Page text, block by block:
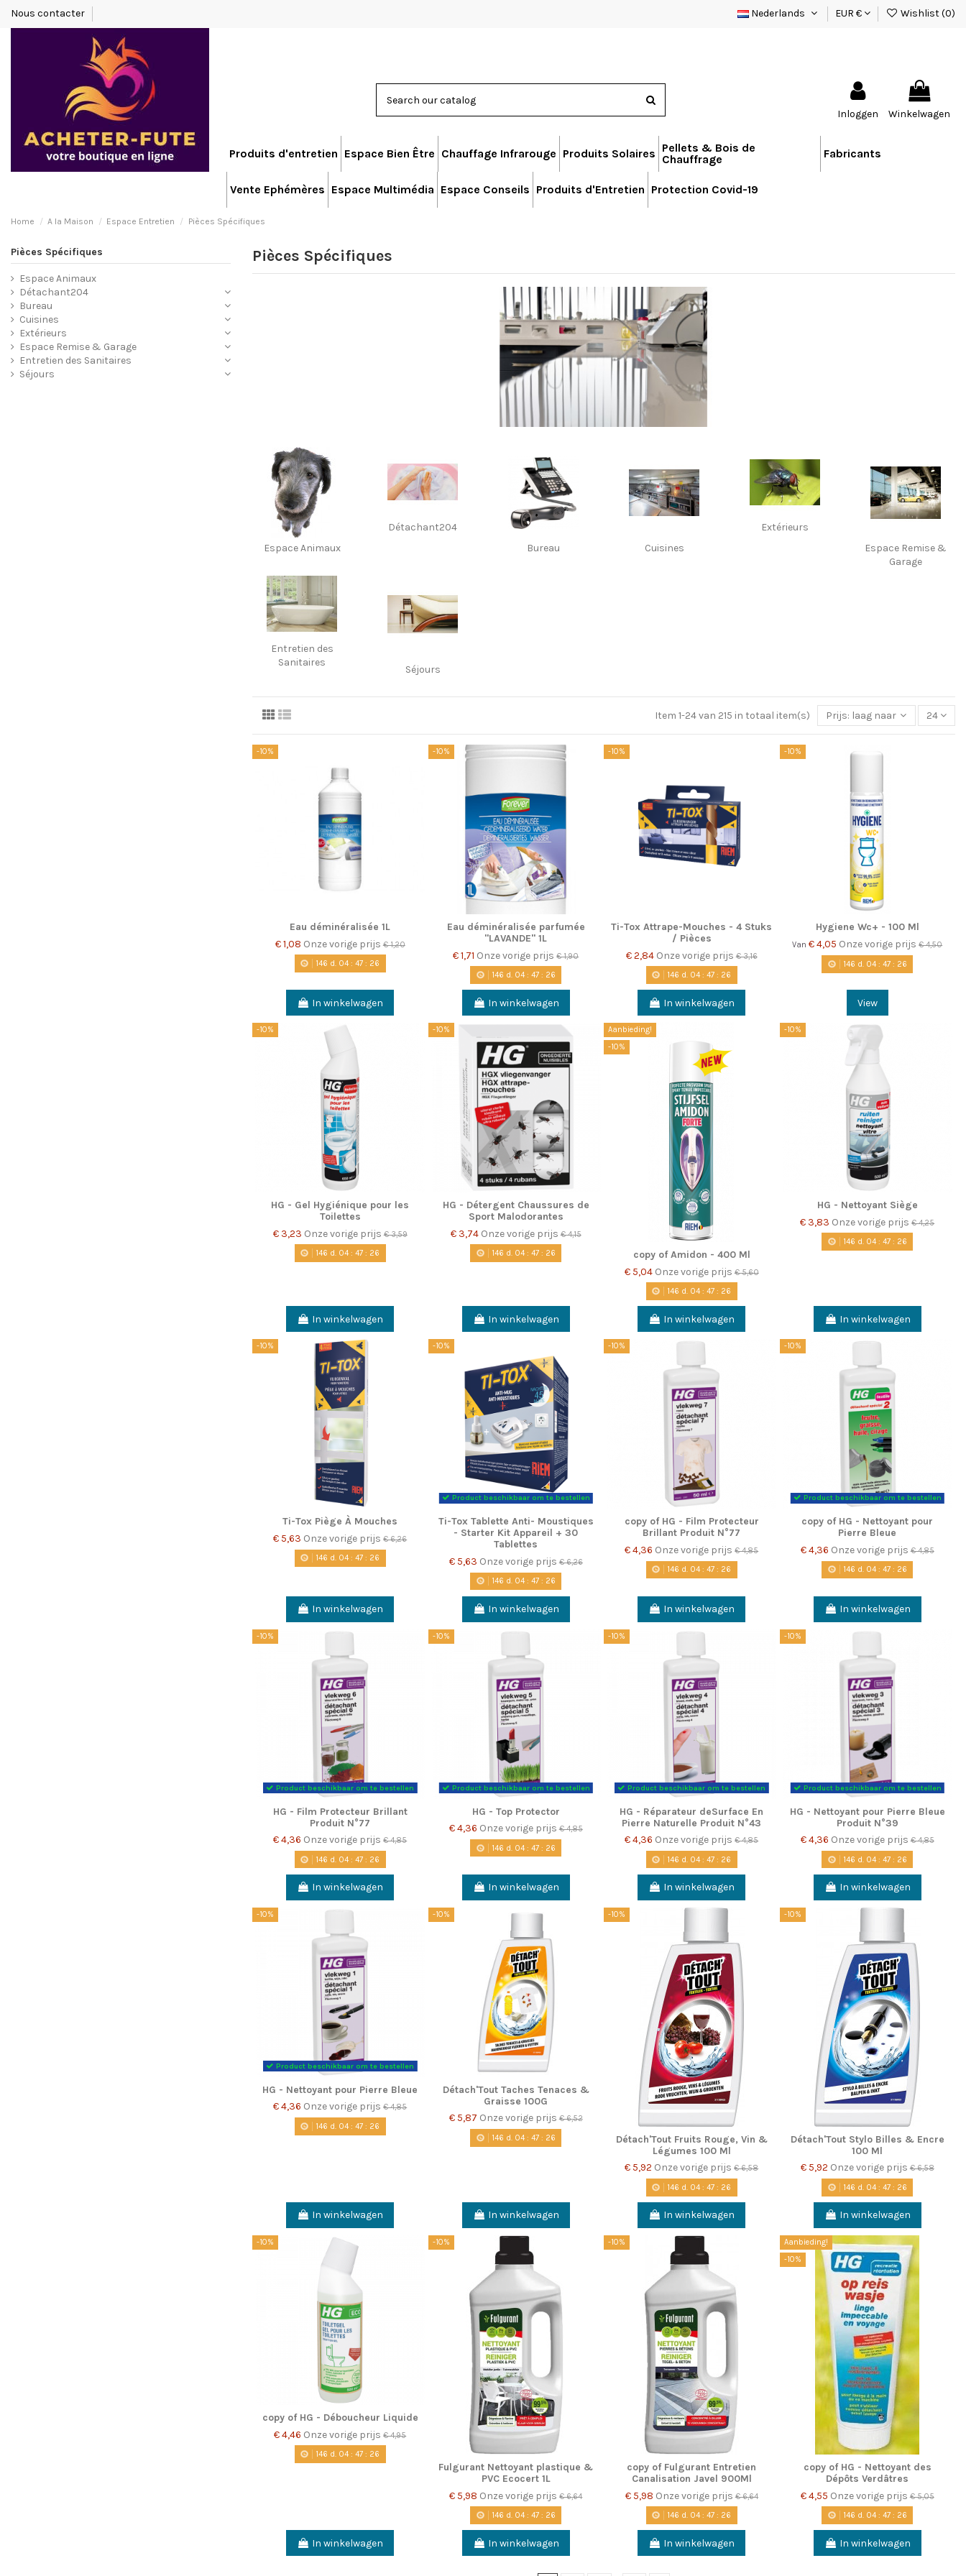
Nous contacter Nederlands EUR € Wishlist (0)
Inloggen Winkelwagen
Produits d'entretien Espace Bien Être Chauffage Infrarouge Produits Solaires Pellets & Bois de
Chauffrage
Fabricants
Vente Ephémères Espace Multimédia Espace Conseils Produits d'Entretien Protection Covid-19
Home A la Maison Espace Entretien Pièces Spécifiques
Pièces Spécifiques
Espace Animaux
Détachant204
Bureau
Cuisines
Extérieurs
Espace Remise &
Garage
Entretien des
Sanitaires
Séjours
Item 1-24 van 215 in totaal item(s) Prijs: laag naar hoog 24
-10%
Eau déminéralisée 1L
€ 1,08 Onze vorige prijs€ 1,20
146 d. 04:47 : 25
In winkelwagen
-10%
Eau déminéralisée parfumée
"LAVANDE" 1L
€ 1,71 Onze vorige prijs€ 1,90
146 d. 04: 47: 25
In winkelwagen
-10%
Ti-Tox Attrape-Mouches - 4 Stuks
/ Pièces
€ 2,84 Onze vorige prijs€ 3,16
146 d. 04:47 : 25
In winkelwagen
-10%
Hygiene Wc+ - 100 Ml
Van€ 4,05 Onze vorige prijs€ 4,50
146 d. 04: 47: 25
View
-10%
HG - Gel Hygiénique pour les
Toilettes
€ 3,23 Onze vorige prijs€ 3,59
146 d. 04:47 : 25
In winkelwagen
-10%
HG - Détergent Chaussures de
Sport Malodorantes
€ 3,74 Onze vorige prijs€ 4,15
146 d. 04: 47: 25
In winkelwagen
Aanbieding!
-10%
copy of Amidon - 400 Ml
€ 5,04 Onze vorige prijs€ 5,60
146 d. 04:47 : 25
In winkelwagen
-10%
HG - Nettoyant Siège
€ 3,83 Onze vorige prijs€ 4,25
146 d. 04: 47: 25
In winkelwagen
-10%
Ti-Tox Piège À Mouches
€ 5,63 Onze vorige prijs€ 6,26
146 d. 04:47 : 25
In winkelwagen
-10%
Product beschikbaar om te bestellen
Ti-Tox Tablette Anti- Moustiques
- Starter Kit Appareil + 30
Tablettes
€ 5,63 Onze vorige prijs€ 6,26
146 d. 04: 47: 25
In winkelwagen
-10%
copy of HG - Film Protecteur
Brillant Produit N°77
€ 4,36 Onze vorige prijs€ 4,85
146 d. 04:47 : 25
In winkelwagen
-10%
Product beschikbaar om te bestellen
copy of HG - Nettoyant pour
Pierre Bleue
€ 4,36 Onze vorige prijs€ 4,85
146 d. 04: 47: 25
In winkelwagen
-10%
Product beschikbaar om te bestellen
HG - Film Protecteur Brillant
Produit N°77
€ 4,36 Onze vorige prijs€ 4,85
146 d. 04:47 : 25
In winkelwagen
-10%
Product beschikbaar om te bestellen
HG - Top Protector
€ 4,36 Onze vorige prijs€ 4,85
146 d. 04: 47: 25
In winkelwagen
-10%
Product beschikbaar om te bestellen
HG - Réparateur deSurface En
Pierre Naturelle Produit N°43
€ 4,36 Onze vorige prijs€ 4,85
146 d. 04:47 : 25
In winkelwagen
-10%
Product beschikbaar om te bestellen
HG - Nettoyant pour Pierre Bleue
Produit N°39
€ 4,36 Onze vorige prijs€ 4,85
146 d. 04: 47: 25
In winkelwagen
-10%
Product beschikbaar om te bestellen
HG - Nettoyant pour Pierre Bleue
€ 4,36 Onze vorige prijs€ 4,85
146 d. 04:47 : 25
In winkelwagen
-10%
Détach'Tout Taches Tenaces &
Graisse 100G
€ 5,87 Onze vorige prijs€ 6,52
146 d. 04: 47: 25
In winkelwagen
-10%
Détach'Tout Fruits Rouge, Vin &
Légumes 100 Ml
€ 5,92 Onze vorige prijs€ 6,58
146 d. 04:47 : 25
In winkelwagen
-10%
Détach'Tout Stylo Billes & Encre
100 Ml
€ 5,92 Onze vorige prijs€ 6,58
146 d. 04: 47: 25
In winkelwagen
-10%
copy of HG - Déboucheur Liquide
€ 4,46 Onze vorige prijs€ 4,95
146 d. 04:47 : 25
In winkelwagen
-10%
Fulgurant Nettoyant plastique &
PVC Ecocert 1L
€ 5,98 Onze vorige prijs€ 6,64
146 d. 04: 47: 25
In winkelwagen
-10%
copy of Fulgurant Entretien
Canalisation Javel 900Ml
€ 5,98 Onze vorige prijs€ 6,64
146 d. 04:47 : 25
In winkelwagen
Aanbieding!
-10%
copy of HG - Nettoyant des
Dépôts Verdâtres
€ 4,55 Onze vorige prijs€ 5,05
146 d. 04: 47: 25
In winkelwagen
Pièces Spécifiques
Espace Animaux
Détachant204
Bureau
Cuisines
Extérieurs
Espace Remise & Garage
Entretien des Sanitaires
Séjours